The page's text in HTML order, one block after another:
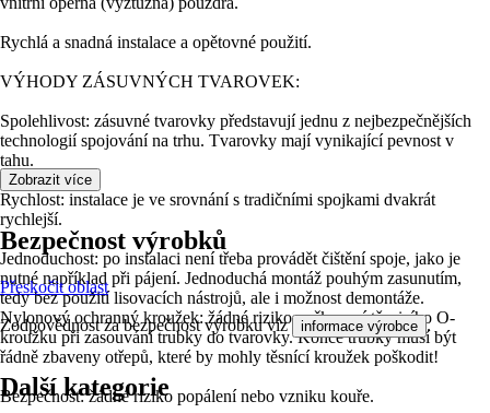
Rychlá a snadná instalace a opětovné použití.
VÝHODY ZÁSUVNÝCH TVAROVEK:
Spolehlivost: zásuvné tvarovky představují jednu z nejbezpečnějších
technologií spojování na trhu. Tvarovky mají vynikající pevnost v
tahu.
Rychlost: instalace je ve srovnání s tradičními spojkami dvakrát
rychlejší.
Jednoduchost: po instalaci není třeba provádět čištění spoje, jako je
nutné například při pájení. Jednoduchá montáž pouhým zasunutím,
tedy bez použití lisovacích nástrojů, ale i možnost demontáže.
Nylonový ochranný kroužek: žádné riziko poškození těsnicího O-
kroužku při zasouvání trubky do tvarovky. Konce trubky musí být
řádně zbaveny otřepů, které by mohly těsnící kroužek poškodit!
Bezpečnost: žádné riziko popálení nebo vzniku kouře.
Zobrazit více
Bezpečnost výrobků
Přeskočit oblast
Zodpovědnost za bezpečnost výrobku viz informace výrobce .
Další kategorie